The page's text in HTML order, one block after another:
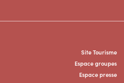
Site Tourisme
Espace groupes
Espace presse